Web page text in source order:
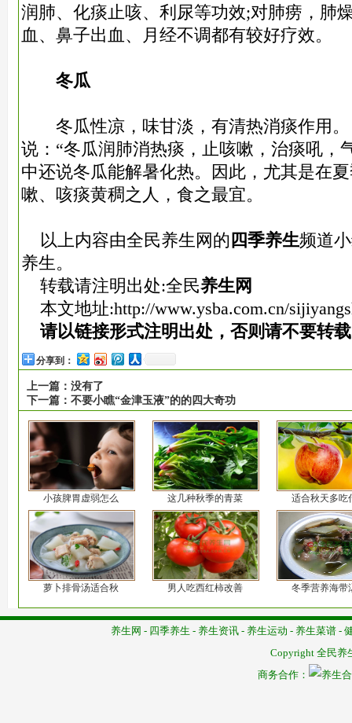
润肺、化痰止咳、利尿等功效;对肺痨，肺
血、鼻子出血、月经不调都有较好疗效。
冬瓜
冬瓜性凉，味甘淡，有清热消痰作用。
说：“冬瓜润肺消热痰，止咳嗽，治痰吼，
中还说冬瓜能解暑化热。因此，尤其是在
嗽、咳痰黄稠之人，食之最宜。
以上内容由全民养生网的 四季养生频道
养生。
转载请注明出处:全民养生网
本文地址:http://www.ysba.com.cn/
请以链接形式注明出处，否则请不要转
分享到：
上一篇： 没有了
下一篇： 不要小瞧“金津玉液”的的四大奇功
小孩脾胃虚弱怎么 这几种秋季的青菜 适合秋天多吃
萝卜排骨汤适合秋 男人吃西红柿改善 冬季营养海带
养生网 - 四季养生 - 养生资讯 - 养生运动 - 养生菜谱 -
Copyright 全民养
商务合作：